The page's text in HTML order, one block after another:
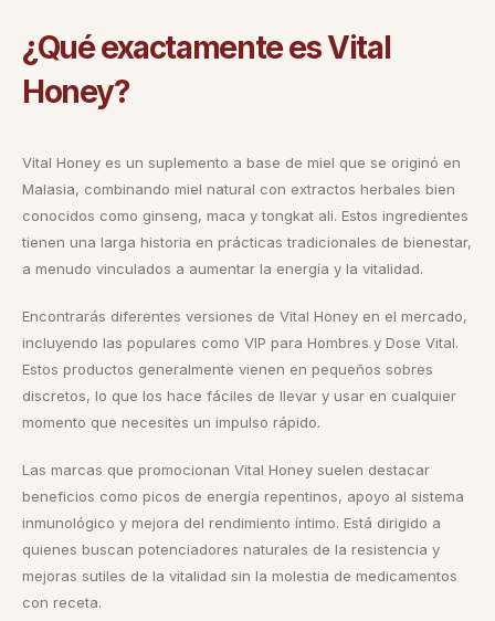
¿Qué exactamente es Vital
Honey?
Vital Honey es un suplemento a base de miel que se originó en
Malasia, combinando miel natural con extractos herbales bien
conocidos como ginseng, maca y tongkat ali. Estos ingredientes
tienen una larga historia en prácticas tradicionales de bienestar,
a menudo vinculados a aumentar la energía y la vitalidad.
Encontrarás diferentes versiones de Vital Honey en el mercado,
incluyendo las populares como VIP para Hombres y Dose Vital.
Estos productos generalmente vienen en pequeños sobres
discretos, lo que los hace fáciles de llevar y usar en cualquier
momento que necesites un impulso rápido.
Las marcas que promocionan Vital Honey suelen destacar
beneficios como picos de energía repentinos, apoyo al sistema
inmunológico y mejora del rendimiento íntimo. Está dirigido a
quienes buscan potenciadores naturales de la resistencia y
mejoras sutiles de la vitalidad sin la molestia de medicamentos
con receta.